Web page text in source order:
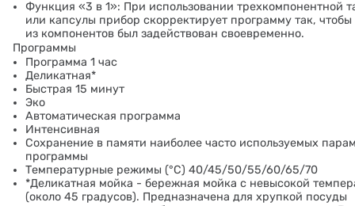
Функция «3 в 1»: При использовании трехкомпонентной
или капсулы прибор скорректирует программу так,
из компонентов был задействован своевременно.
Программы
Программа 1 час
Деликатная*
Быстрая 15 минут
Эко
Автоматическая программа
Интенсивная
Сохранение в памяти наиболее часто используемых
программы
Температурные режимы (°C) 40/45/50/55/60/65/70
*Деликатная мойка - бережная мойка с невысокой
(около 45 градусов). Предназначена для хрупкой посуды